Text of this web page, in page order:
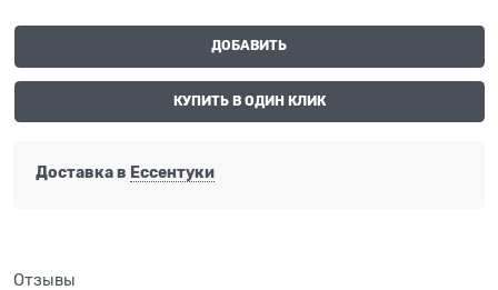
ДОБАВИТЬ
КУПИТЬ В ОДИН КЛИК
Доставка в Ессентуки
Отзывы